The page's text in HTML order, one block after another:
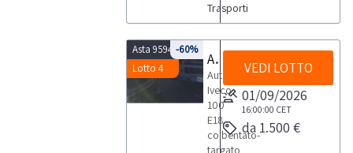
Trasporti
Asta 9594
Lotto 4
-60%
Autocarro Iveco 100 E18
Autocarro
Iveco
100
E18
coibentato-
targato
VEDI LOTTO
01/09/2026
16:00:00 CET
da 1.500 €